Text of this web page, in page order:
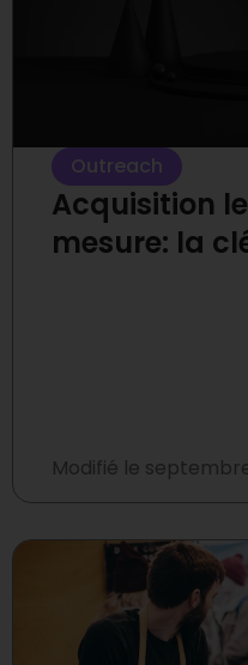
Outreach
Acquisition
mesure: la
Modifié le